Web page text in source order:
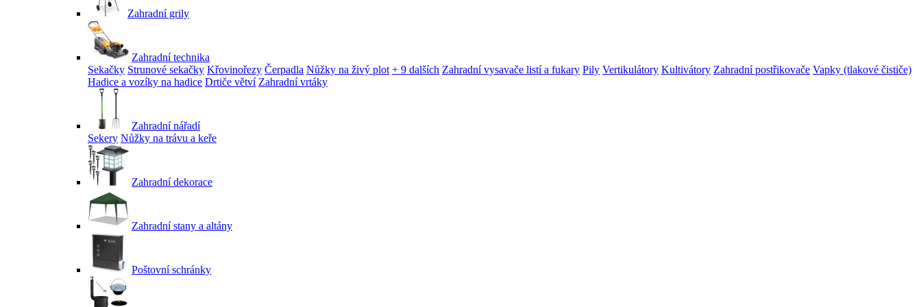
Zahradní grily
Zahradní technika
Sekačky Strunové sekačky Křovinořezy Čerpadla Nůžky na živý plot + 9 dalších Zahradní vysavače listí a fukary Pily Vertikulátory Kultivátory Zahradní postřikovače Vapky (tlakové čističe)
Hadice a vozíky na hadice Drtiče větví Zahradní vrtáky
Zahradní nářadí
Sekery Nůžky na trávu a keře
Zahradní dekorace
Zahradní stany a altány
Poštovní schránky